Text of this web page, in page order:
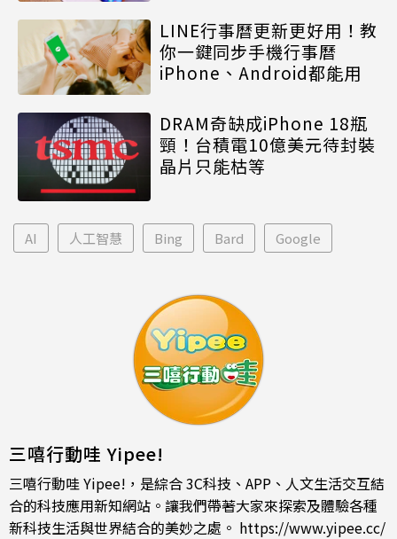
LINE行事曆更新更好用！教
你一鍵同步手機行事曆
iPhone、Android都能用
DRAM奇缺成iPhone 18瓶
頸！台積電10億美元待封裝
晶片只能枯等
AI 人工智慧 Bing Bard Google
三嘻行動哇 Yipee!
三嘻行動哇 Yipee!，是綜合 3C科技、APP、人文生活交互結
合的科技應用新知網站。讓我們帶著大家來探索及體驗各種
新科技生活與世界結合的美妙之處。 https://www.yipee.cc/